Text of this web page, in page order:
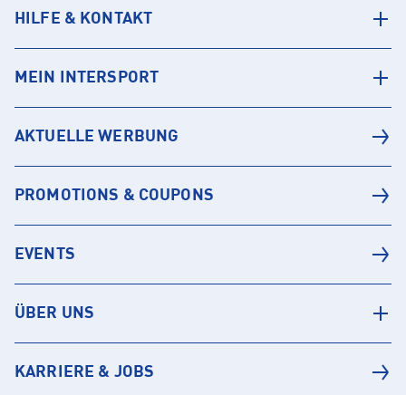
HILFE & KONTAKT
MEIN INTERSPORT
AKTUELLE WERBUNG
PROMOTIONS & COUPONS
EVENTS
ÜBER UNS
KARRIERE & JOBS